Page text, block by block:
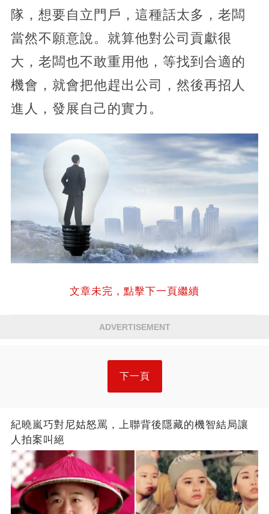
隊，想要自立門戶，這種話太多，老闆
當然不願意說。就算他對公司貢獻很
大，老闆也不敢重用他，等找到合適的
機會，就會把他趕出公司，然後再招人
進人，發展自己的實力。
文章未完，點擊下一頁繼續
ADVERTISEMENT
下一頁
紀曉嵐巧對尼姑怒罵，上聯背後隱藏的機智結局讓
人拍案叫絕